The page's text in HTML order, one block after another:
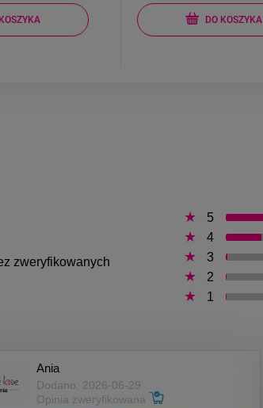
DO KOSZYKA
zweryfikowanych
5
4
3
2
1
Ania
Dodano: 2026-06-29
Opinia zweryfikowana